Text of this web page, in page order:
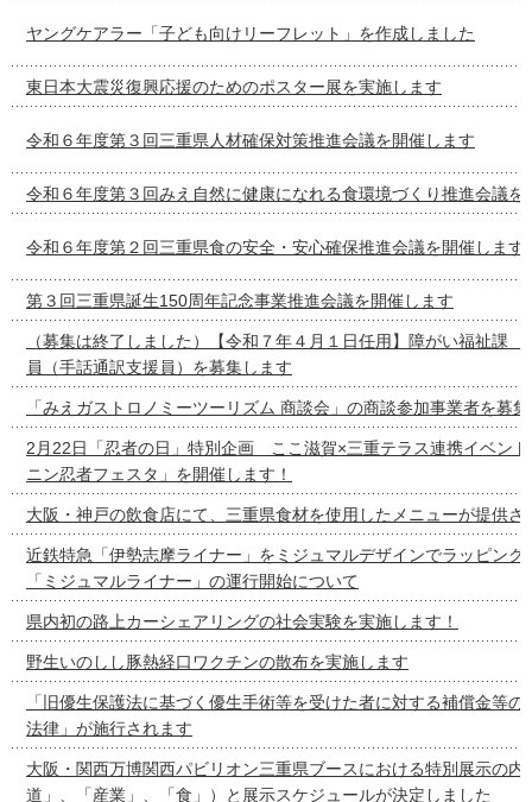
ヤングケアラー「子ども向けリーフレット」を作成しました
東日本大震災復興応援のためのポスター展を実施します
令和６年度第３回三重県人材確保対策推進会議を開催します
令和６年度第３回みえ自然に健康になれる食環境づくり推進会議を
令和６年度第２回三重県食の安全・安心確保推進会議を開催します
第３回三重県誕生150周年記念事業推進会議を開催します
（募集は終了しました）【令和７年４月１日任用】障がい福祉課
員（手話通訳支援員）を募集します
「みえガストロノミーツーリズム 商談会」の商談参加事業者を募
2月22日「忍者の日」特別企画 ここ滋賀×三重テラス連携イベン
ニン忍者フェスタ」を開催します！
大阪・神戸の飲食店にて、三重県食材を使用したメニューが提供さ
近鉄特急「伊勢志摩ライナー」をミジュマルデザインでラッピング
「ミジュマルライナー」の運行開始について
県内初の路上カーシェアリングの社会実験を実施します！
野生いのしし豚熱経口ワクチンの散布を実施します
「旧優生保護法に基づく優生手術等を受けた者に対する補償金等
法律」が施行されます
大阪・関西万博関西パビリオン三重県ブースにおける特別展示の内
道」、「産業」、「食」）と展示スケジュールが決定しました